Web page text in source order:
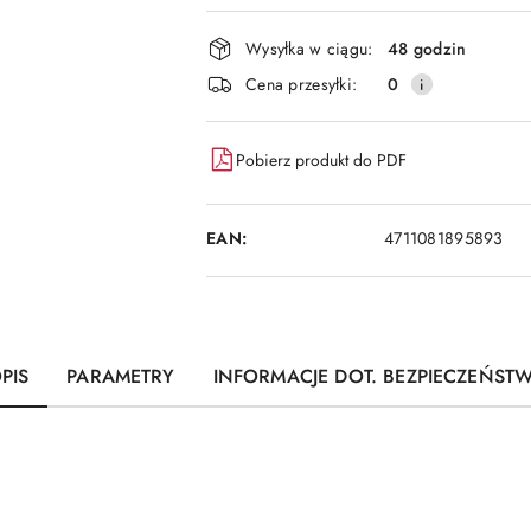
dostawa
Wysyłka w ciągu:
48 godzin
Cena przesyłki:
0
Pobierz produkt do PDF
EAN: 4711081895893
PARAMETRY INFORMACJE DOT.